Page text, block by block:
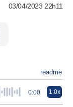
03/04/2023 22h11
readme
0:00 1.0x